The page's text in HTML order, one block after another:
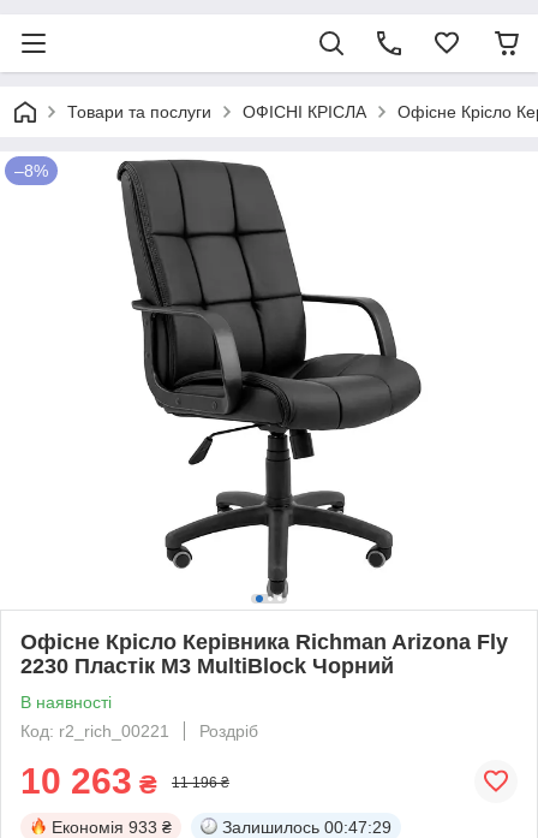
Товари та послуги ОФІСНІ КРІСЛА Офісне Крісло
–8%
Офісне Крісло Керівника Richman Arizona Fly
2230 Пластік М3 MultiBlock Чорний
В наявності
Код: r2_rich_00221
Роздріб
10 263 ₴ 11 196 ₴
Економія 933 ₴ Залишилось 00:47:29